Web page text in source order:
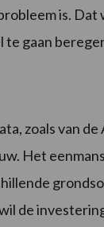
is.
gaan
zoals van
Het
wil de